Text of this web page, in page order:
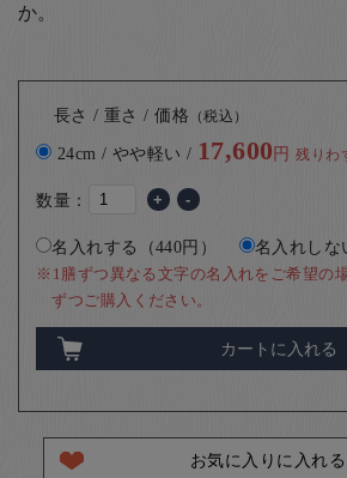
か。
長さ / 重さ / 価格 （税込）
24cm / やや軽い / 17,600円 残りわ
数量： + -
名入れする（440円） 名入れしな
※1膳ずつ異なる文字の名入れをご希望の
ずつご購入ください。
カートに入れる
お気に入りに入れる